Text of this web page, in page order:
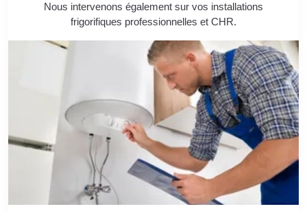
Nous intervenons également sur vos installations
frigorifiques professionnelles et CHR.